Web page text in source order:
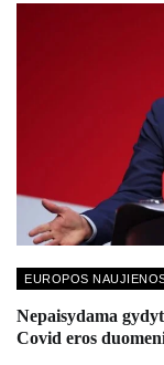
EUROPOS
Nepaisydama
Covid eros